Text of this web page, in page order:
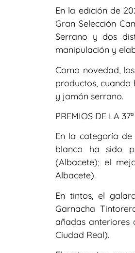
En la edición de
Gran Selección
Serrano y dos
manipulación y
Como novedad,
productos,
y jamón serrano.
PREMIOS DE LA
En la categoría
blanco ha sido
(Albacete); el
Albacete).
En tintos, el
Garnacha
añadas anteriores
Ciudad Real).